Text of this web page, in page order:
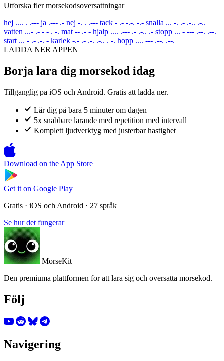
Utforska fler morsekodsoversattningar
hej .... . .--- ja .--- .- nej -. . .--- tack - .- -.-. -.- snalla ... -. .- .-.. .-..
vatten ...- .- - - . -. mat -- .- - hjalp .... .--- .- .-.. .- stopp ... - --- .--. .--.
start ... - .- .-. - karlek -.- .- .-. .-.. . -. hopp .... --- .--. .--.
LADDA NER APPEN
Borja lara dig morsekod idag
Tillganglig pa iOS och Android. Gratis att ladda ner.
Lär dig på bara 5 minuter om dagen
5x snabbare larande med repetition med intervall
Komplett ljudverktyg med justerbar hastighet
Download on the App Store
Get it on Google Play
Gratis · iOS och Android · 27 språk
Se hur det fungerar
MorseKit
Den premiuma plattformen for att lara sig och oversatta morsekod.
Följ
Navigering